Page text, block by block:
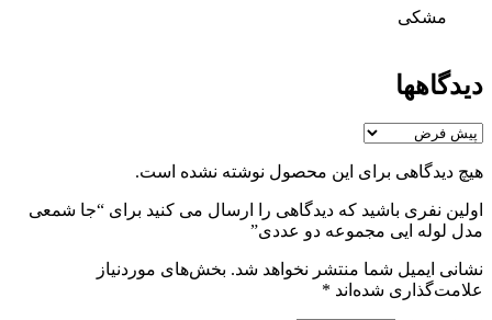
مشکی
دیدگاهها
هیچ دیدگاهی برای این محصول نوشته نشده است.
اولین نفری باشید که دیدگاهی را ارسال می کنید برای “جا شمعی
مدل لوله ایی مجموعه دو عددی”
نشانی ایمیل شما منتشر نخواهد شد. بخش‌های موردنیاز
علامت‌گذاری شده‌اند *